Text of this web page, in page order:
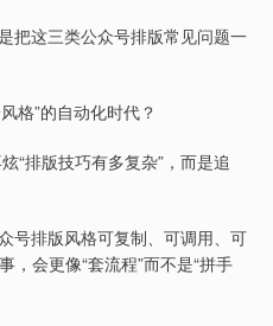
把这三类公众号排版常见问题一
格”的自动化时代？
“排版技巧有多复杂”，而是追
号排版风格可复制、可调用、可
，会更像“套流程”而不是“拼手